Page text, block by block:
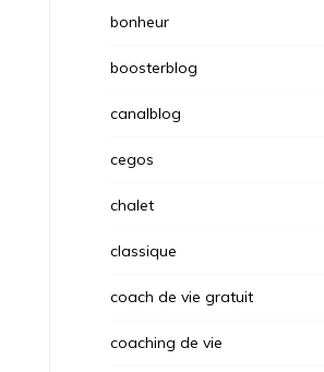
bonheur
boosterblog
canalblog
cegos
chalet
classique
coach de vie gratuit
coaching de vie